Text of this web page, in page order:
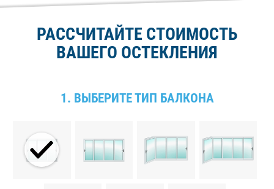
РАССЧИТАЙТЕ СТОИМОСТЬ
ВАШЕГО ОСТЕКЛЕНИЯ
1. ВЫБЕРИТЕ ТИП БАЛКОНА